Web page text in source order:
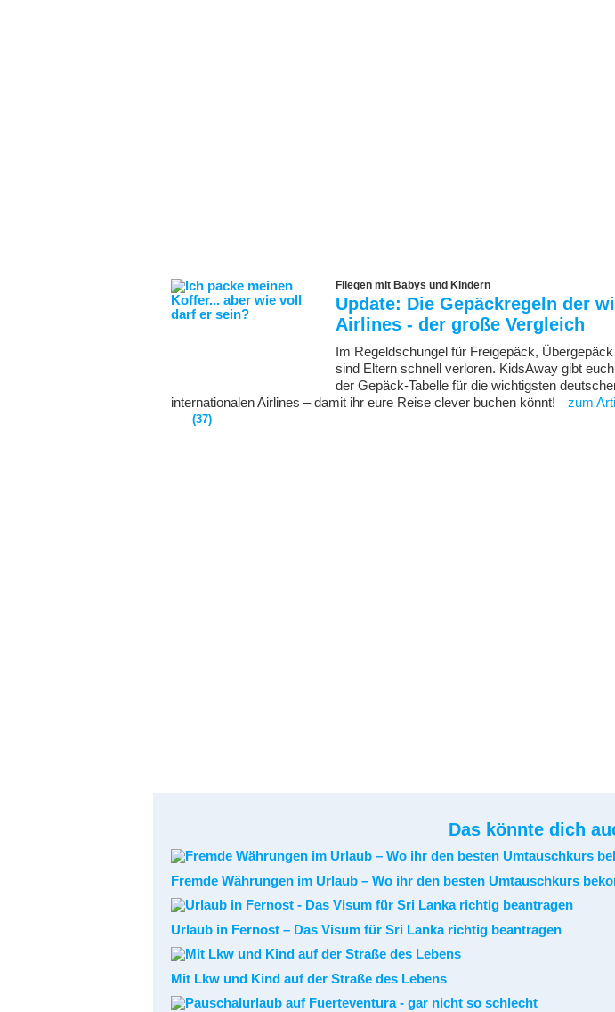
Fliegen mit Babys und Kindern
Update: Die Gepäckregeln der
Airlines - der große Vergleich
Im Regeldschungel für Freigepäck,
sind Eltern schnell verloren. KidsAway gibt
der Gepäck-Tabelle für die wichtigsten
internationalen Airlines – damit ihr eure Reise clever buchen könnt!
zum
(37)
Das könnte dich
Fremde Währungen im Urlaub – Wo ihr den besten Umtauschkurs
Urlaub in Fernost – Das Visum für Sri Lanka richtig beantragen
Mit Lkw und Kind auf der Straße des Lebens